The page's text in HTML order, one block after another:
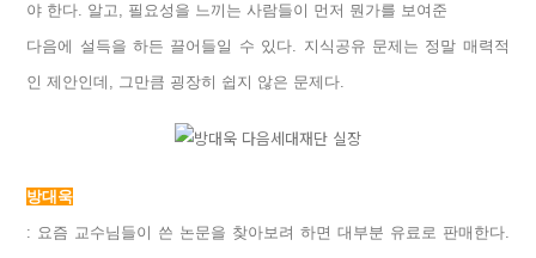
야 한다. 알고, 필요성을 느끼는 사람들이 먼저 뭔가를 보여준
다음에 설득을 하든 끌어들일 수 있다. 지식공유 문제는 정말 매력적
인 제안인데, 그만큼 굉장히 쉽지 않은 문제다.
방대욱
: 요즘 교수님들이 쓴 논문을 찾아보려 하면 대부분 유료로 판매한다.